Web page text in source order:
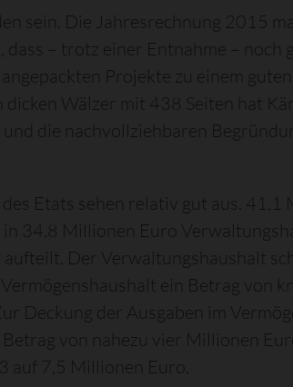
sein. Die Jahresrechnung 2015
– trotz einer Entnahme – noch
angepackten Projekte zu einem
dicken Wälzer mit 438 Seiten hat
die nachvollziehbaren
Etats sehen relativ gut aus.
in 34,8 Millionen Euro
Der Verwaltungshaushalt
Vermögenshaushalt ein Betrag von
Deckung der Ausgaben im
Betrag von nahezu vier Millionen
auf 7,5 Millionen Euro.